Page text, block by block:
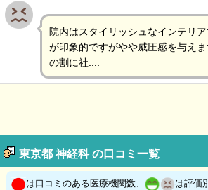
院内はスタイリッシュなインテリ
が印象的ですがやや威圧感を与え
の割に社....
東京都 神経科 の口コミ一覧
は口コミのある医療機関数、
は評価